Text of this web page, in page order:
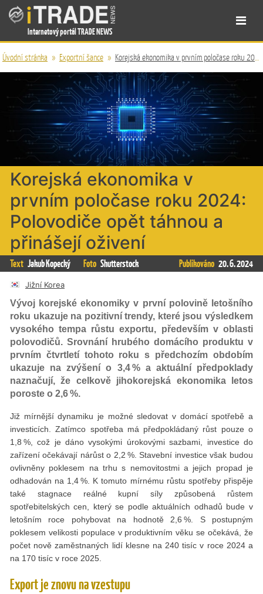
Internetový portál TRADE NEWS
Úvodní stránka » Exportní šance » Korejská ekonomika v prvním poločase roku 2024: Polovodiče opět táhnou a přinášejí oživení
Korejská ekonomika v
prvním poločase roku 2024:
Polovodiče opět táhnou a
přinášejí oživení
Text Jakub Kopecký Foto Shutterstock Publikováno 20. 6. 2024
Jižní Korea
Vývoj korejské ekonomiky v první polovině letošního
roku ukazuje na pozitivní trendy, které jsou výsledkem
vysokého tempa růstu exportu, především v oblasti
polovodičů. Srovnání hrubého domácího produktu v
prvním čtvrtletí tohoto roku s předchozím obdobím
ukazuje na zvýšení o 3,4 % a aktuální předpoklady
naznačují, že celkově jihokorejská ekonomika letos
poroste o 2,6 %.
Již mírnější dynamiku je možné sledovat v domácí spotřebě a
investicích. Zatímco spotřeba má předpokládaný růst pouze o
1,8 %, což je dáno vysokými úrokovými sazbami, investice do
zařízení očekávají nárůst o 2,2 %. Stavební investice však budou
ovlivněny poklesem na trhu s nemovitostmi a jejich propad je
odhadován na 1,4 %. K tomuto mírnému růstu spotřeby přispěje
také stagnace reálné kupní síly způsobená růstem
spotřebitelských cen, který se podle aktuálních odhadů bude v
letošním roce pohybovat na hodnotě 2,6 %. S postupným
poklesem velikosti populace v produktivním věku se očekává, že
počet nově zaměstnaných lidí klesne na 240 tisíc v roce 2024 a
na 170 tisíc v roce 2025.
Export je znovu na vzestupu